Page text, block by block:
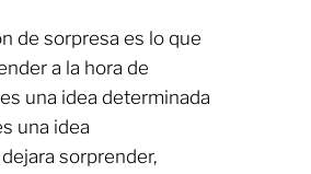
de sorpresa es lo que
a la hora de
una idea determinada
una idea
sorprender,